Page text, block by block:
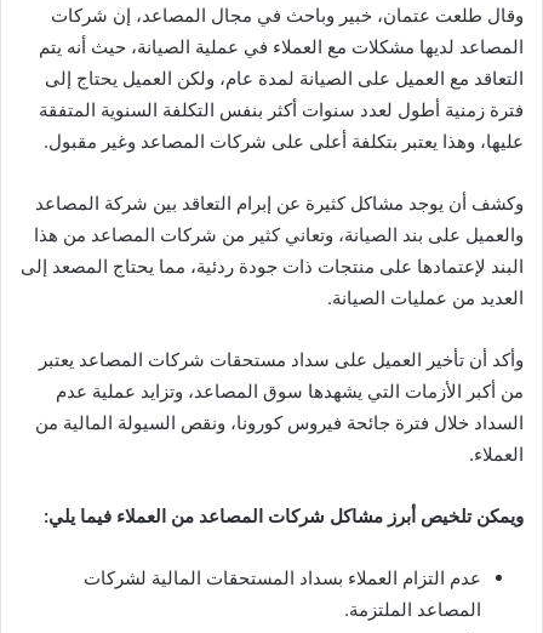
وقال طلعت عتمان، خبير وباحث في مجال المصاعد، إن شركات
المصاعد لديها مشكلات مع العملاء في عملية الصيانة، حيث أنه يتم
التعاقد مع العميل على الصيانة لمدة عام، ولكن العميل يحتاج إلى
فترة زمنية أطول لعدد سنوات أكثر بنفس التكلفة السنوية المتفقة
عليها، وهذا يعتبر بتكلفة أعلى على شركات المصاعد وغير مقبول.
وكشف أن يوجد مشاكل كثيرة عن إبرام التعاقد بين شركة المصاعد
والعميل على بند الصيانة، وتعاني كثير من شركات المصاعد من هذا
البند لإعتمادها على منتجات ذات جودة ردئية، مما يحتاج المصعد إلى
العديد من عمليات الصيانة.
وأكد أن تأخير العميل على سداد مستحقات شركات المصاعد يعتبر
من أكبر الأزمات التي يشهدها سوق المصاعد، وتزايد عملية عدم
السداد خلال فترة جائحة فيروس كورونا، ونقص السيولة المالية من
العملاء.
ويمكن تلخيص أبرز مشاكل شركات المصاعد من العملاء فيما يلي:
عدم التزام العملاء بسداد المستحقات المالية لشركات
المصاعد الملتزمة.